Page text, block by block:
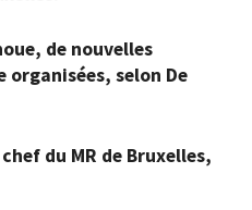
de nouvelles
selon De
du MR de Bruxelles,